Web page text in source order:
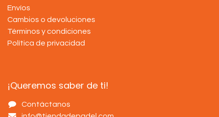
Envíos
Cambios o devoluciones
Términos y condiciones
Política de privacidad
¡Queremos saber de ti!
Contáctanos